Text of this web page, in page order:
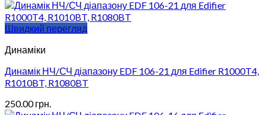
Швидкий перегляд
Динаміки
Динамік НЧ/СЧ діапазону EDF 106-21 для Edifier R1000T4,
R1010BT, R1080BT
250.00грн.